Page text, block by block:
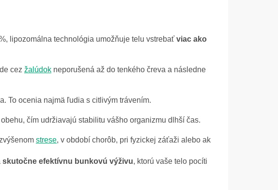
lipozomálna technológia umožňuje telu vstrebať viac ako
cez žalúdok neporušená až do tenkého čreva a následne
To ocenia najmä ľudia s citlivým trávením.
čím udržiavajú stabilitu vášho organizmu dlhší čas.
strese, v období chorôb, pri fyzickej záťaži alebo ak
skutočne efektívnu bunkovú výživu, ktorú vaše telo pocíti